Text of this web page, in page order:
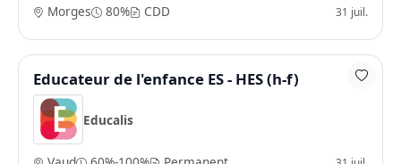
Morges 80% CDD 31 juil.
Educateur de l'enfance ES - HES (h-f)
Educalis